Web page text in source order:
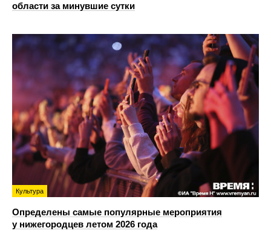
области за минувшие сутки
Культура
Определены самые популярные мероприятия
у нижегородцев летом 2026 года